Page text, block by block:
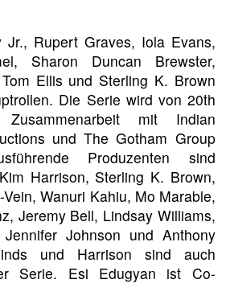
Jr., Rupert Graves, Iola Evans,
Sharon Duncan Brewster,
Ellis und Sterling K. Brown
Die Serie wird von 20th
mit Indian
und The Gotham Group
Produzenten sind
Harrison, Sterling K. Brown,
Wanuri Kahiu, Mo Marable,
Jeremy Bell, Lindsay Williams,
Johnson und Anthony
und Harrison sind auch
Serie. Esi Edugyan ist Co-